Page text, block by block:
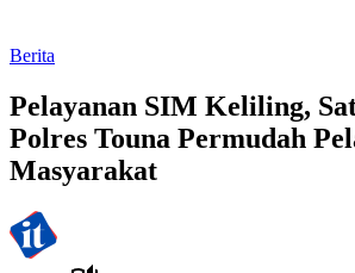
Berita
Pelayanan SIM Keliling,
Polres Touna Permudah
Masyarakat